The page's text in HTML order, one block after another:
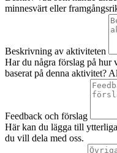
minnesvärt eller
Beskrivning av aktiviteten
Har du några förslag på hur
baserat på denna aktivitet?
Feedback och förslag
Här kan du lägga till
du vill dela med oss.